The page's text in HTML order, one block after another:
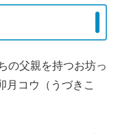
の父親を持つお坊っ
月コウ（うづきこ